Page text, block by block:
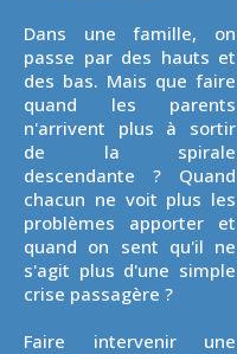
Dans une famille, on
passe par des hauts et
des bas. Mais que faire
quand les parents
n'arrivent plus à sortir
de la spirale
descendante ? Quand
chacun ne voit plus les
problèmes apporter et
quand on sent qu'il ne
s'agit plus d'une simple
crise passagère ?
Faire intervenir une